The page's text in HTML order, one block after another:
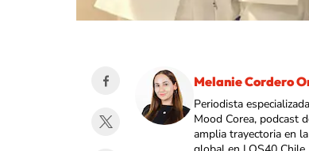
Melanie Cordero
Periodista
Mood Corea, podcast
amplia trayectoria en